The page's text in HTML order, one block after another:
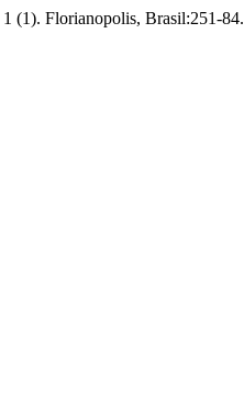
1 (1). Florianopolis, Brasil:251-84.